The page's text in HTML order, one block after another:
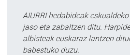
AIURRI hedabideak
jaso eta zabaltzen ditu.
albisteak euskaraz lantzen
babestuko duzu.